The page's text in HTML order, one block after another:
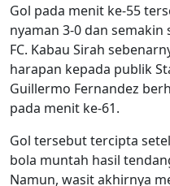
Gol pada menit ke-55
nyaman 3-0 dan
FC. Kabau Sirah
harapan kepada publik
Guillermo Fernandez
pada menit ke-61.
Gol tersebut tercipta
bola muntah hasil
Namun, wasit akhirnya